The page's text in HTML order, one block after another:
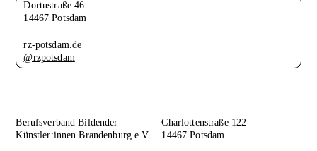
Dortustraße 46
14467 Potsdam
rz-potsdam.de
@rzpotsdam
Berufsverband Bildender
Künstler:innen Brandenburg e.V.
Charlottenstraße 122
14467 Potsdam